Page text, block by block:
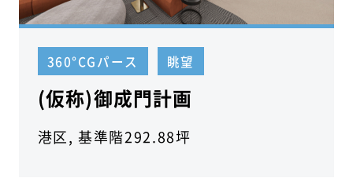
360°CGパース 眺望
(仮称)御成門計画
港区, 基準階292.88坪